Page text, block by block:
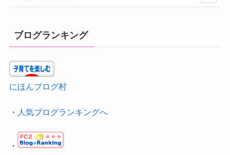
ブログランキング
にほんブログ村
・ 人気ブログランキングへ
・